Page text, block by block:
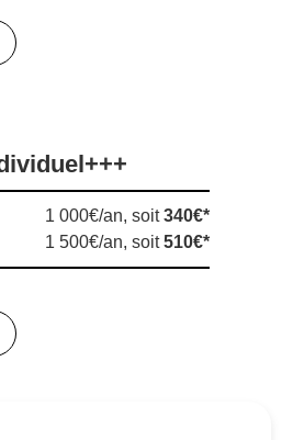
1 000€/an, soit340€*
1 500€/an, soit510€*